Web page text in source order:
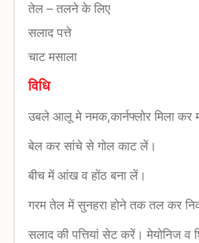
तेल –तलने के लिए
सलाद पत्ते
चाट मसाला
विधि
उबले आलू मे नमक,कार्नफ्लोर मिला
बेल कर सांचे से गोल काट लें।
बीच में आंख व होंठ बना लें।
गरम तेल में सुनहरा होने तक तल कर
सलाद की पत्तियां सेट करें। मेयोनिज व